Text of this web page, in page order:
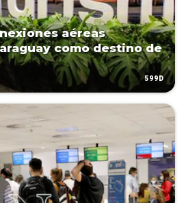
aéreas
como destino de
599D